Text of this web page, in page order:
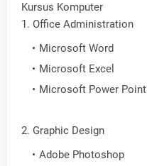
Kursus Komputer
1. Office Administration
Microsoft Word
Microsoft Excel
Microsoft Power Point
2. Graphic Design
Adobe Photoshop